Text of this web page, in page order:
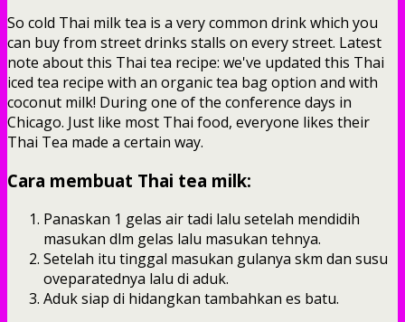
So cold Thai milk tea is a very common drink which you
can buy from street drinks stalls on every street. Latest
note about this Thai tea recipe: we've updated this Thai
iced tea recipe with an organic tea bag option and with
coconut milk! During one of the conference days in
Chicago. Just like most Thai food, everyone likes their
Thai Tea made a certain way.
Cara membuat Thai tea milk:
Panaskan 1 gelas air tadi lalu setelah mendidih
masukan dlm gelas lalu masukan tehnya.
Setelah itu tinggal masukan gulanya skm dan susu
oveparatednya lalu di aduk.
Aduk siap di hidangkan tambahkan es batu.